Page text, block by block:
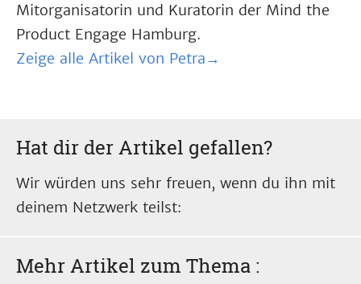
Mitorganisatorin und Kuratorin der Mind the
Product Engage Hamburg.
Zeige alle Artikel von Petra→
Hat dir der Artikel gefallen?
Wir würden uns sehr freuen, wenn du ihn mit
deinem Netzwerk teilst:
Mehr Artikel zum Thema :